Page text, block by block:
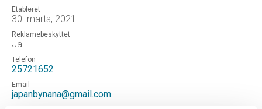
Etableret
30. marts, 2021
Reklamebeskyttet
Ja
Telefon
25721652
Email
japanbynana@gmail.com